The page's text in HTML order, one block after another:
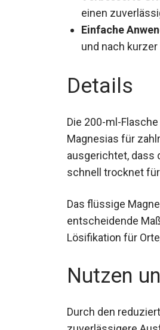
Verbesserte
für einen
Einfache
Details
Die 200-ml-
Magnesias für
ausgerichtet, dass
Das flüssige
entscheidende
haben.
Nutzen